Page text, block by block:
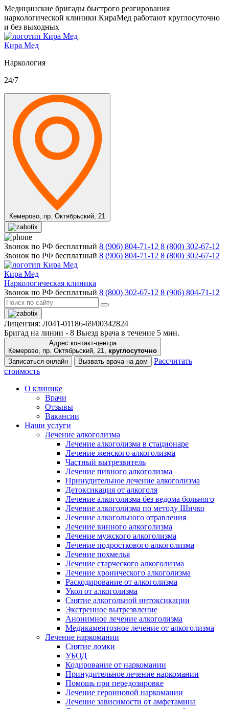
Медицинские бригады быстрого реагирования
наркологической клиники КираМед работают круглосуточно
и без выходных
Кира Мед
Наркология
24/7
Кемерово, пр. Октябрьский, 21
Звонок по РФ бесплатный 8 (906) 804-71-12 8 (800) 302-67-12
Звонок по РФ бесплатный 8 (906) 804-71-12 8 (800) 302-67-12
Кира Мед
Наркологическая клиника
Звонок по РФ бесплатный 8 (800) 302-67-12 8 (906) 804-71-12
Лицензия: Л041-01186-69/00342824
Бригад на линии - 8 Выезд врача в течение 5 мин.
Адрес контакт-центра
Кемерово, пр. Октябрьский, 21, круглосуточно
Записаться онлайн
Вызвать врача на дом
Рассчитать
стоимость
О клинике
Врачи
Отзывы
Вакансии
Наши услуги
Лечение алкоголизма
Лечение алкоголизма в стационаре
Лечение женского алкоголизма
Частный вытрезвитель
Лечение пивного алкоголизма
Принудительное лечение алкоголизма
Детоксикация от алкоголя
Лечение алкоголизма без ведома больного
Лечение алкоголизма по методу Шичко
Лечение алкогольного отравления
Лечение винного алкоголизма
Лечение мужского алкоголизма
Лечение подросткового алкоголизма
Лечение похмелья
Лечение старческого алкоголизма
Лечение хронического алкоголизма
Раскодирование от алкоголизма
Укол от алкоголизма
Снятие алкогольной интоксикации
Экстренное вытрезвление
Анонимное лечение алкоголизма
Медикаментозное лечение от алкоголизма
Лечение наркомании
Снятие ломки
УБОД
Кодирование от наркомании
Принудительное лечение наркомании
Помощь при передозировке
Лечение героиновой наркомании
Лечение зависимости от амфетамина